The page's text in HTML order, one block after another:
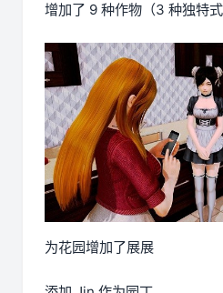
增加了 9 种作物（3 种独特式
为花园增加了展展